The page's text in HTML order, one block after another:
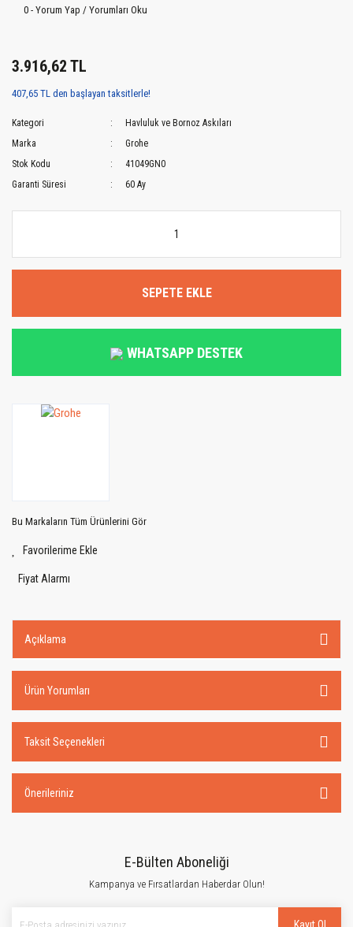
0 - Yorum Yap / Yorumları Oku
3.916,62 TL
407,65 TL den başlayan taksitlerle!
Kategori
Havluluk ve Bornoz Askıları
Marka
Grohe
Stok Kodu
41049GN0
Garanti Süresi
60 Ay
SEPETE EKLE
WHATSAPP DESTEK
Bu Markaların Tüm Ürünlerini Gör
Fiyat Alarmı
Açıklama
Ürün Yorumları
Taksit Seçenekleri
Önerileriniz
E-Bülten Aboneliği
Kampanya ve Fırsatlardan Haberdar Olun!